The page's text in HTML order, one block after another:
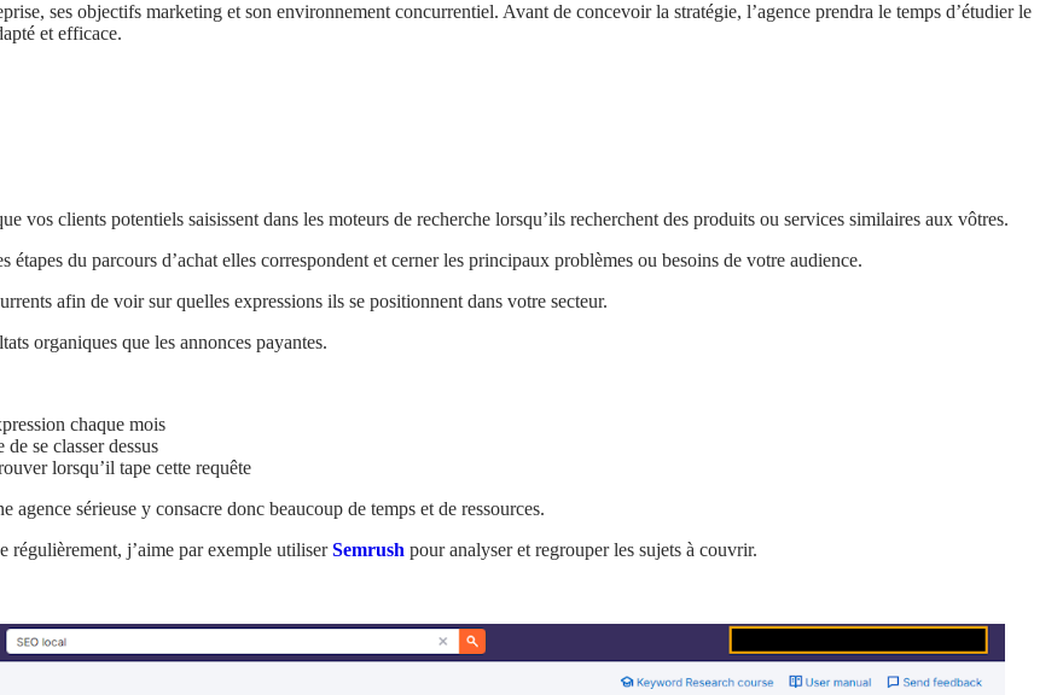
ses objectifs marketing et son environnement concurrentiel. Avant de concevoir la stratégie, l’agence prendra le temps d’étudier le
et efficace.
vos clients potentiels saisissent dans les moteurs de recherche lorsqu’ils recherchent des produits ou services similaires aux vôtres.
du parcours d’achat elles correspondent et cerner les principaux problèmes ou besoins de votre audience.
afin de voir sur quelles expressions ils se positionnent dans votre secteur.
organiques que les annonces payantes.
chaque mois
se classer dessus
lorsqu’il tape cette requête
sérieuse y consacre donc beaucoup de temps et de ressources.
régulièrement, j’aime par exemple utiliserSemrush pour analyser et regrouper les sujets à couvrir.